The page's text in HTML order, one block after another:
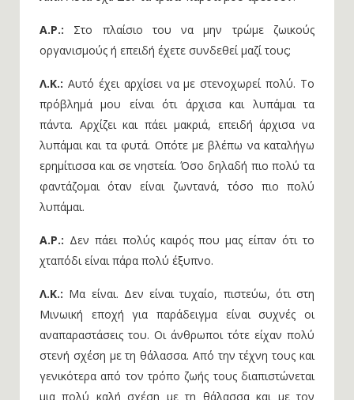
Α.Ρ.: Στο πλαίσιο του να μην τρώμε ζωικούς
οργανισμούς ή επειδή έχετε συνδεθεί μαζί τους;
Λ.Κ.: Αυτό έχει αρχίσει να με στενοχωρεί πολύ. Το
πρόβλημά μου είναι ότι άρχισα και λυπάμαι τα
πάντα. Αρχίζει και πάει μακριά, επειδή άρχισα να
λυπάμαι και τα φυτά. Οπότε με βλέπω να καταλήγω
ερημίτισσα και σε νηστεία. Όσο δηλαδή πιο πολύ τα
φαντάζομαι όταν είναι ζωντανά, τόσο πιο πολύ
λυπάμαι.
Α.Ρ.: Δεν πάει πολύς καιρός που μας είπαν ότι το
χταπόδι είναι πάρα πολύ έξυπνο.
Λ.Κ.: Μα είναι. Δεν είναι τυχαίο, πιστεύω, ότι στη
Μινωική εποχή για παράδειγμα είναι συχνές οι
αναπαραστάσεις του. Οι άνθρωποι τότε είχαν πολύ
στενή σχέση με τη θάλασσα. Από την τέχνη τους και
γενικότερα από τον τρόπο ζωής τους διαπιστώνεται
μια πολύ καλή σχέση με τη θάλασσα και με τον